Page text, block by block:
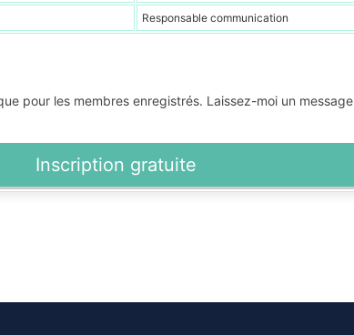
Responsable communication
pour les membres enregistrés. Laissez-moi un message
Inscription gratuite